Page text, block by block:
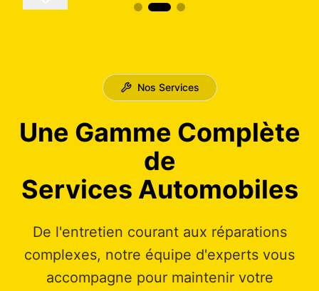
Nos Services
Une Gamme Complète
de
Services Automobiles
De l'entretien courant aux réparations
complexes, notre équipe d'experts vous
accompagne pour maintenir votre